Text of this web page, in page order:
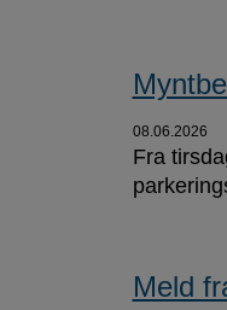
08.06.2026
Fra
Meld